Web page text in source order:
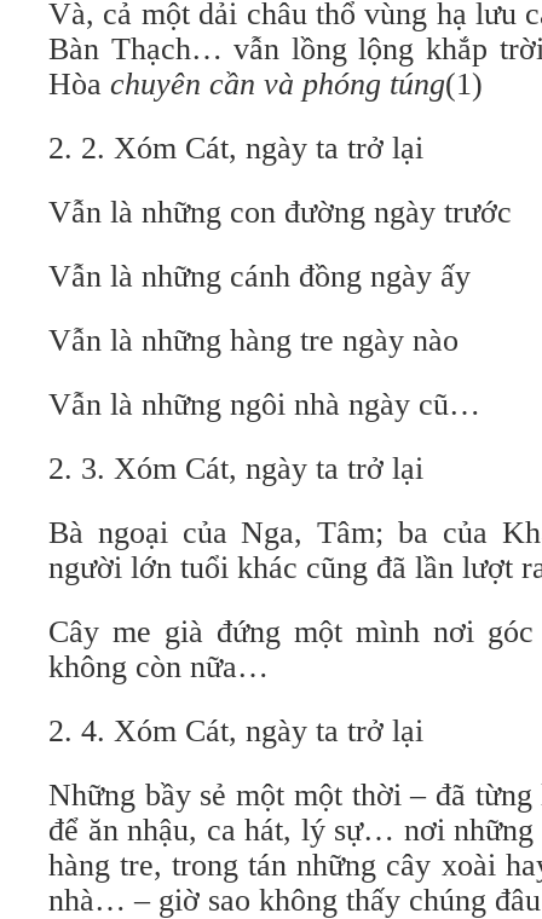
Và, cả một dải châu thổ vùng hạ lưu
Bàn Thạch… vẫn lồng lộng khắp
Hòa chuyên cần và phóng túng(1)
2. 2. Xóm Cát, ngày ta trở lại
Vẫn là những con đường ngày trước
Vẫn là những cánh đồng ngày ấy
Vẫn là những hàng tre ngày nào
Vẫn là những ngôi nhà ngày cũ…
2. 3. Xóm Cát, ngày ta trở lại
Bà ngoại của Nga, Tâm; ba của
người lớn tuổi khác cũng đã lần lượt
Cây me già đứng một mình nơi
không còn nữa…
2. 4. Xóm Cát, ngày ta trở lại
Những bầy sẻ một một thời – đã
để ăn nhậu, ca hát, lý sự… nơi những
hàng tre, trong tán những cây xoài
nhà… – giờ sao không thấy chúng